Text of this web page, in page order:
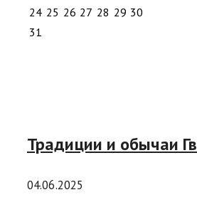
24 25 26 27 28 29 30
31
Традиции и обычаи
04.06.2025